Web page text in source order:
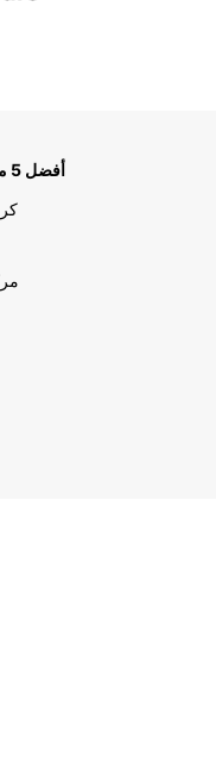
أفضل 5 مواقع في المنامة